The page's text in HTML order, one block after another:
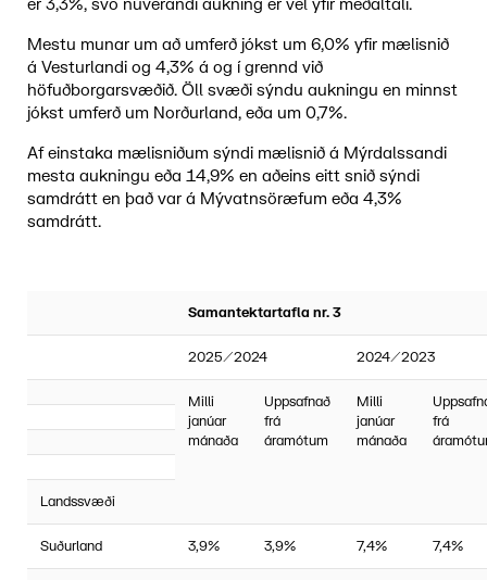
er 3,3%, svo núverandi aukning er vel yfir meðaltali.
Mestu munar um að umferð jókst um 6,0% yfir mælisnið
á Vesturlandi og 4,3% á og í grennd við
höfuðborgarsvæðið. Öll svæði sýndu aukningu en minnst
jókst umferð um Norðurland, eða um 0,7%.
Af einstaka mælisniðum sýndi mælisnið á Mýrdalssandi
mesta aukningu eða 14,9% en aðeins eitt snið sýndi
samdrátt en það var á Mývatnsöræfum eða 4,3%
samdrátt.
Samantektartafla nr. 3
2025/2024 2024/2023
Milli
janúar
mánaða
Uppsafnað
frá
áramótum
Milli
janúar
mánaða
frá
Landssvæði
Suðurland 3,9% 3,9% 7,4% 7,4%